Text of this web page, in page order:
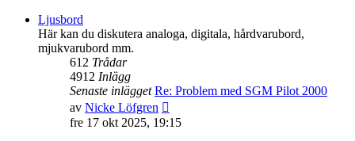
inlägget
Ljusbord
Här kan du diskutera analoga, digitala, hårdvarubord,
mjukvarubord mm.
612 Trådar
4912 Inlägg
Senaste inlägget Re: Problem med SGM Pilot 2000
av Nicke Löfgren
till
fre 17 okt 2025, 19:15